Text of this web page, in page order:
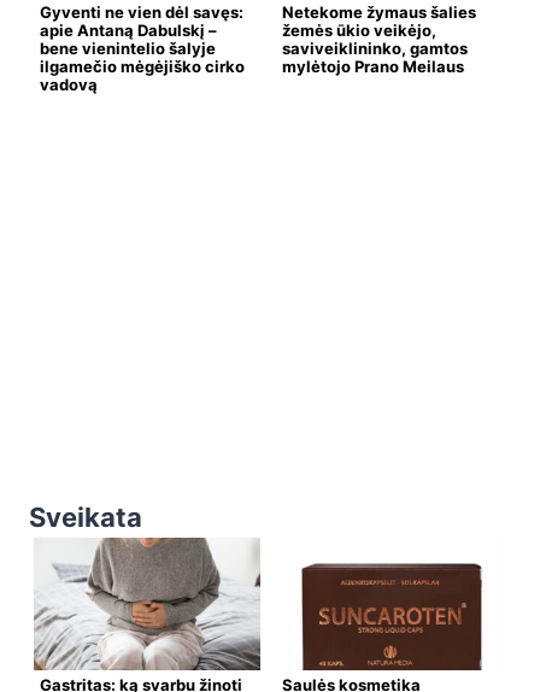
Gyventi ne vien dėl savęs:
apie Antaną Dabulskį –
bene vienintelio šalyje
ilgamečio mėgėjiško cirko
vadovą
Netekome žymaus šalies
žemės ūkio veikėjo,
saviveiklininko, gamtos
mylėtojo Prano Meilaus
Sveikata
Gastritas: ką svarbu žinoti
Saulės kosmetika